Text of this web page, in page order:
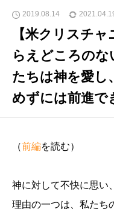
2019.08.14
【米クリスチ
らえどころの
たちは神を愛し
めずには前進で
（前編を読む）
神に対して不快に思い
理由の一つは、私たち